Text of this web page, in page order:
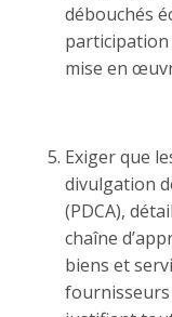
débouchés
mise en
Exiger que
divulgation
(PDCA),
chaîne
biens et
fournisseurs